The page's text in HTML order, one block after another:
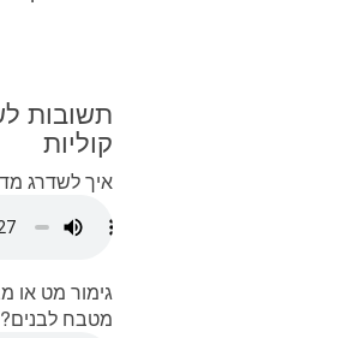
תשובות
קוליות
איך לשדרג
גימור מט או
מטבח לבנים?